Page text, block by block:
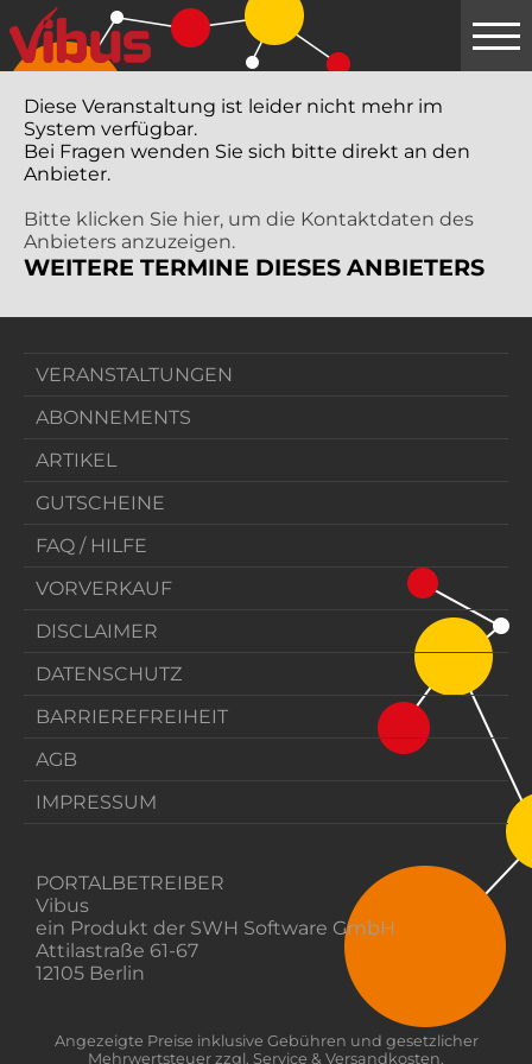
Springe
zum
Hauptinhalt
Diese Veranstaltung ist leider nicht mehr im
System verfügbar.
Bei Fragen wenden Sie sich bitte direkt an den
Anbieter.
Bitte klicken Sie hier, um die Kontaktdaten des
Anbieters anzuzeigen.
WEITERE TERMINE DIESES ANBIETERS
VERANSTALTUNGEN
ABONNEMENTS
ARTIKEL
GUTSCHEINE
FAQ / HILFE
VORVERKAUF
DISCLAIMER
DATENSCHUTZ
BARRIEREFREIHEIT
AGB
IMPRESSUM
PORTALBETREIBER
Vibus
ein Produkt der SWH Software GmbH
Attilastraße 61-67
12105 Berlin
Angezeigte Preise inklusive Gebühren und gesetzlicher
Mehrwertsteuer zzgl. Service & Versandkosten.